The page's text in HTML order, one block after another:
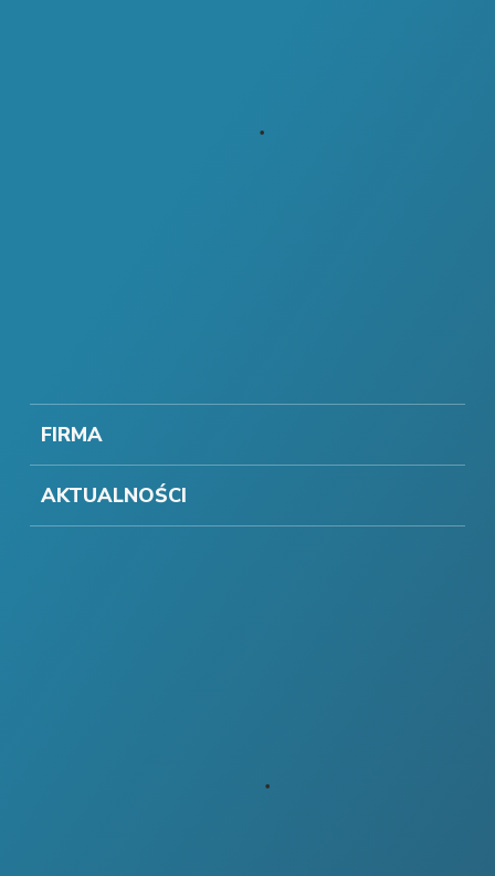
FIRMA
AKTUALNOŚCI